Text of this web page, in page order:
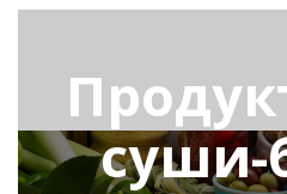
суши-